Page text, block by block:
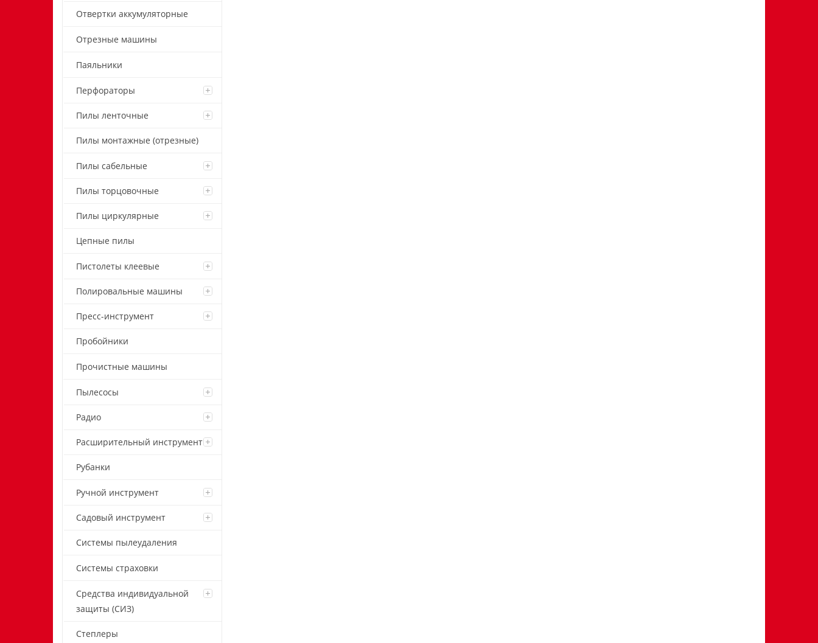
Отвертки аккумуляторные
Отрезные машины
Паяльники
Перфораторы
Пилы ленточные
Пилы монтажные (отрезные)
Пилы сабельные
Пилы торцовочные
Пилы циркулярные
Цепные пилы
Пистолеты клеевые
Полировальные машины
Пресс-инструмент
Пробойники
Прочистные машины
Пылесосы
Радио
Расширительный инструмент
Рубанки
Ручной инструмент
Садовый инструмент
Системы пылеудаления
Системы страховки
Средства индивидуальной
защиты (СИЗ)
Степлеры